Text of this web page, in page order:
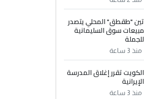
تين "طقطق" المحلي يتصدر
مبيعات سوق السليمانية
للجملة
منذ 3 ساعة
الكويت تقرر إغلاق المدرسة
الإيرانية
منذ 3 ساعة